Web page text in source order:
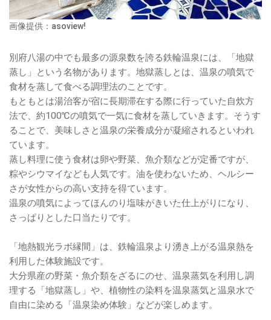
画像提供：asoview!
別府八湯の中でも最多の源泉数を誇る鉄輪温泉には、「地獄
蒸し」という名物があります。地獄蒸しとは、温泉の噴気で
食材を蒸して食べる調理法のことです。
もともとは湯治客が宿に長期滞在する際に行っていた自炊方
法で、約100℃の噴気で一気に食材を蒸していきます。そうす
ることで、美味しさと温泉の栄養成分が凝縮されるといわれ
ています。
蒸し料理に使う食材は卵や野菜、魚介類などが定番ですが、
粽やシウマイなども人気です。油を使わないため、ヘルシー
さが女性からの高い支持を得ています。
温泉の噴気によってほんのり塩味がきいた仕上がりになり、
さっぱりとした口当たりです。
「地熱観光ラボ縁間」は、鉄輪温泉より湧き上がる温泉熱を
利用した体験施設です。
大分県産の野菜・魚介類をざるにのせ、温泉蒸気を利用し調
理する「地獄蒸し」や、植物性の染料を温泉蒸気と温泉水で
自由に染める「温泉染め体験」などが楽しめます。